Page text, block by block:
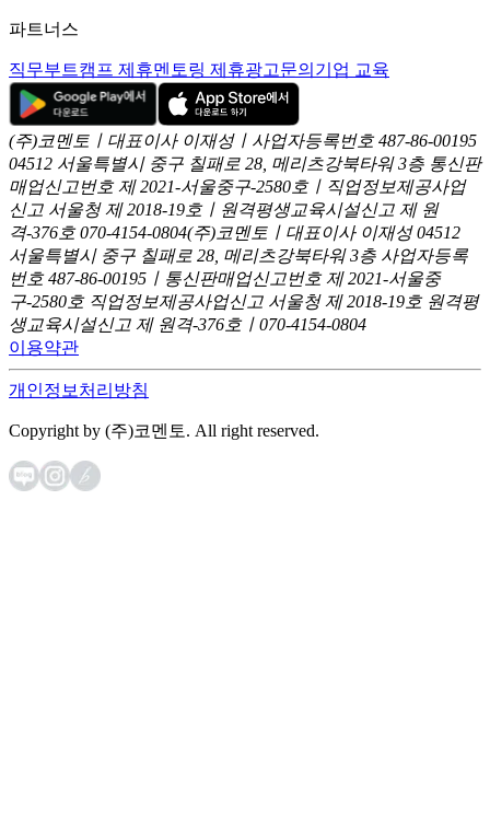
파트너스
직무부트캠프 제휴멘토링 제휴광고문의 기업 교육
(주)코멘토ㅣ대표이사 이재성ㅣ사업자등록번호 487-86-00195
04512 서울특별시 중구 칠패로 28, 메리츠강북타워 3층 통신판
매업신고번호 제 2021-서울중구-2580호ㅣ직업정보제공사업
신고 서울청 제 2018-19호ㅣ원격평생교육시설신고 제 원
격-376호 070-4154-0804(주)코멘토ㅣ대표이사 이재성 04512
서울특별시 중구 칠패로 28, 메리츠강북타워 3층 사업자등록
번호 487-86-00195ㅣ통신판매업신고번호 제 2021-서울중
구-2580호 직업정보제공사업신고 서울청 제 2018-19호 원격평
생교육시설신고 제 원격-376호ㅣ070-4154-0804
이용약관
개인정보처리방침
Copyright by (주)코멘토. All right reserved.